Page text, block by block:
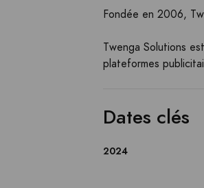
Fondée en 2006,
Twenga Solutions
plateformes
Dates clés
2024